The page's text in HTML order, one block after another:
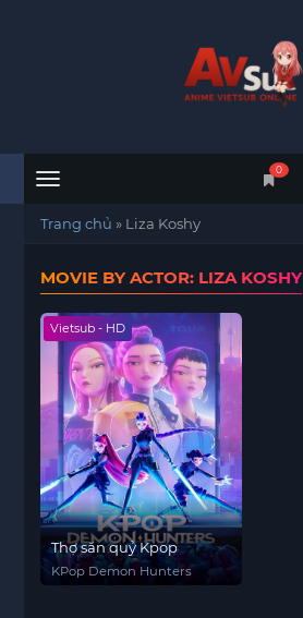
Menu
0
Trang chủ » Liza Koshy
MOVIE BY ACTOR: LIZA KOSHY
Vietsub - HD
Thợ săn quỷ Kpop
KPop Demon Hunters